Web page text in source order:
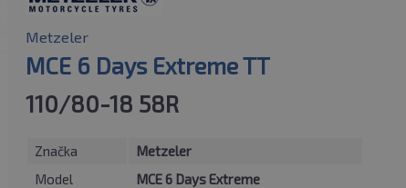
Metzeler
MCE 6 Days Extreme TT
110/80-18 58R
Značka
Metzeler
Model
MCE 6 Days Extreme